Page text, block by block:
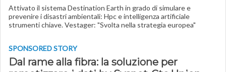
Attivato il sistema Destination Earth in grado di simulare e
prevenire i disastri ambientali: Hpc e intelligenza artificiale
strumenti chiave. Vestager: "Svolta nella strategia europea"
SPONSORED STORY
Dal rame alla fibra: la soluzione per